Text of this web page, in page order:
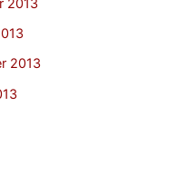
2013
2013